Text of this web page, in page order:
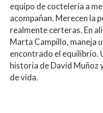
equipo de coctelería a
acompañan. Merecen la
realmente certeras. En
Marta Campillo, maneja
encontrado el equilibrio.
historia de David Muñoz
de vida.